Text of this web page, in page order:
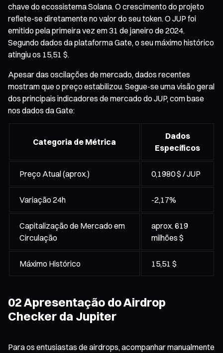
chave do ecossistema Solana. O crescimento do projeto
reflete-se diretamente no valor do seu token. O JUP foi
emitido pela primeira vez em 31 de janeiro de 2024.
Segundo dados da plataforma Gate, o seu máximo histórico
atingiu os 15,51 $.
Apesar das oscilações de mercado, dados recentes
mostram que o preço estabilizou. Segue-se uma visão geral
dos principais indicadores de mercado do JUP, com base
nos dados da Gate:
Categoria de Métrica
Dados
Específicos
Preço Atual (aprox.) 0,1980 $ / JUP
Variação 24h -2,17%
Capitalização de Mercado em
Circulação
aprox. 619
milhões $
Máximo Histórico 15,51 $
02 Apresentação do Airdrop
Checker da Jupiter
Para os entusiastas de airdrops, acompanhar manualmente